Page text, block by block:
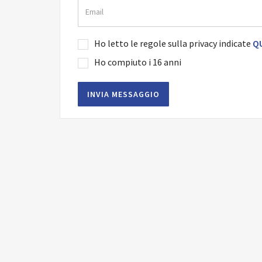
Ho letto le regole sulla privacy indicate
Ho compiuto i 16 anni